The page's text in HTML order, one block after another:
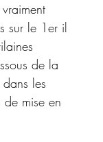
sur le 1er il
de la
les
de mise en